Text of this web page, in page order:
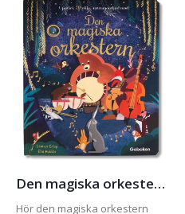
Den magiska orkestern
Hör den magiska orkestern